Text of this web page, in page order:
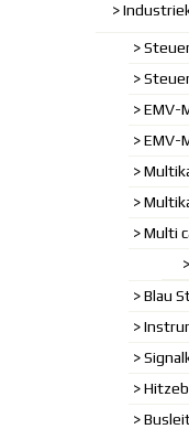
EMV-
EMV-
Multi
Blau